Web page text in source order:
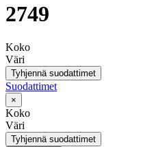
2749
Koko
Väri
Tyhjennä suodattimet
Suodattimet
×
Koko
Väri
Tyhjennä suodattimet